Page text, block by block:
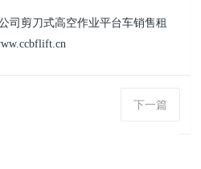
司剪刀式高空作业平台车销售租
下一篇